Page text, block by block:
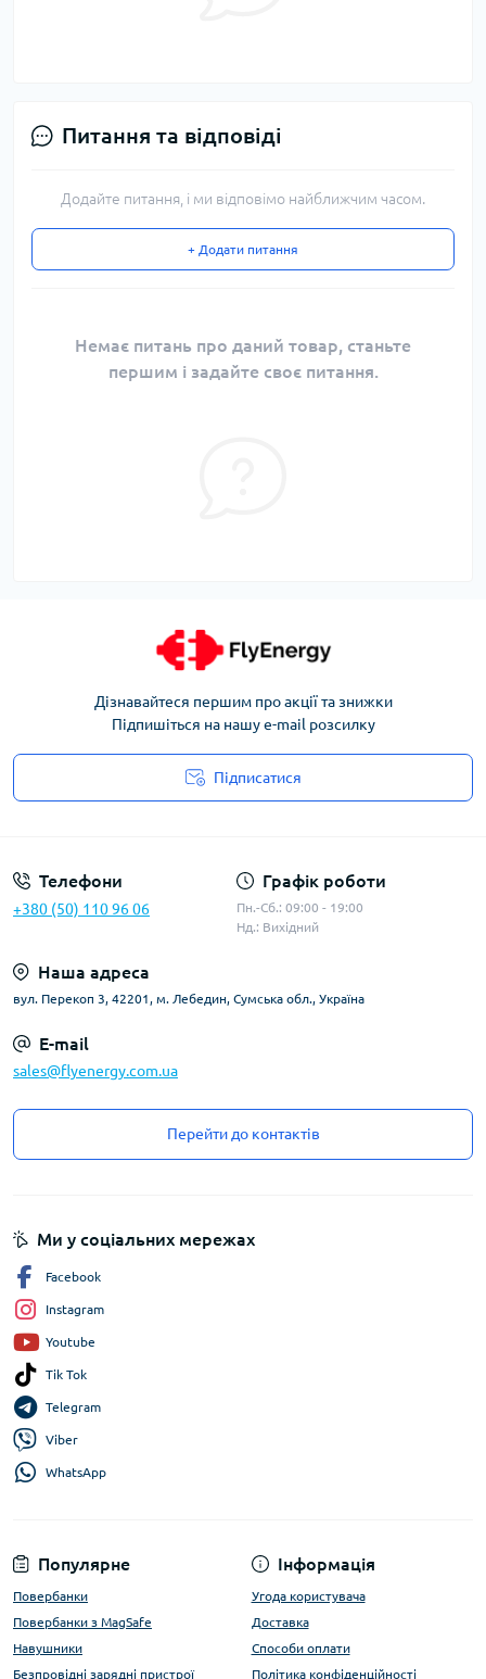
Питання та відповіді
Додайте питання, і ми відповімо найближчим часом.
+ Додати питання
Немає питань про даний товар, станьте
першим і задайте своє питання.
Дізнавайтеся першим про акції та знижки
Підпишіться на нашу e-mail розсилку
Підписатися
Телефони
+380 (50) 110 96 06
Графік роботи
Пн.-Сб.: 09:00 - 19:00
Нд.: Вихідний
Наша адреса
вул. Перекоп 3, 42201, м. Лебедин, Сумська обл., Україна
E-mail
sales@flyenergy.com.ua
Перейти до контактів
Популярне
Повербанки
Повербанки з MagSafe
Навушники
Безпровідні зарядні пристрої
Інформація
Угода користувача
Доставка
Способи оплати
Політика конфіденційності
Ми у соціальних мережах
Facebook
Instagram
Youtube
Tik Tok
Telegram
Viber
WhatsApp